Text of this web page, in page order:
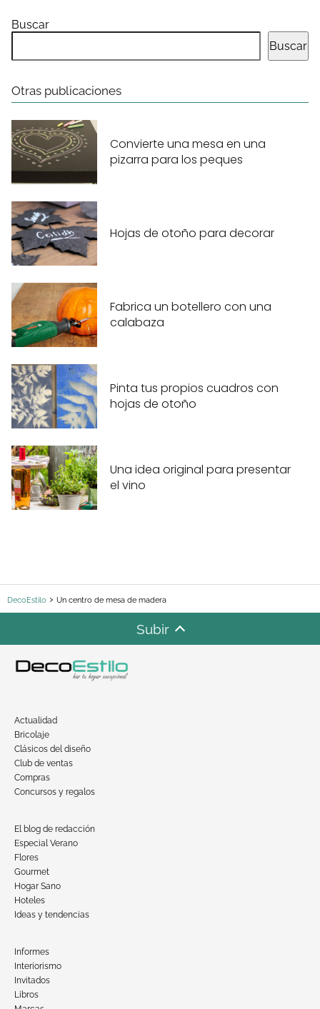
Buscar
Buscar
Otras publicaciones
Convierte una mesa en una
pizarra para los peques
Hojas de otoño para decorar
Fabrica un botellero con una
calabaza
Pinta tus propios cuadros con
hojas de otoño
Una idea original para presentar
el vino
DecoEstilo Un centro de mesa de madera
Subir
Actualidad
Bricolaje
Clásicos del diseño
Club de ventas
Compras
Concursos y regalos
El blog de redacción
Especial Verano
Flores
Gourmet
Hogar Sano
Hoteles
Ideas y tendencias
Informes
Interiorismo
Invitados
Libros